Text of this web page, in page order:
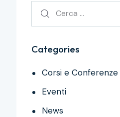
Categories
Corsi e Conferenze
Eventi
News